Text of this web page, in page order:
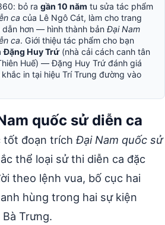
bỏ ra gần 10 năm tu sửa tác phẩm
ca của Lê Ngô Cát, làm cho trang
dẫn hơn — hình thành bản Đại Nam
ca. Giới thiệu tác phẩm cho bạn
Đặng Huy Trứ(nhà cải cách canh tân
Huế) — Đặng Huy Trứ đánh giá
in tại hiệu Trí Trung đường vào
quốc sử diễn ca
tốt đoạn trích Đại Nam quốc sử
thể loại sử thi diễn ca đặc
theo lệnh vua, bố cục hai
hùng trong hai sự kiện
Trưng.